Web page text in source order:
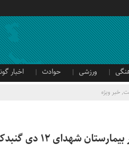
ورزشی حوادث اخبار
,خبر ویژه
شهدای ۱۲ دی گنبدکاووس